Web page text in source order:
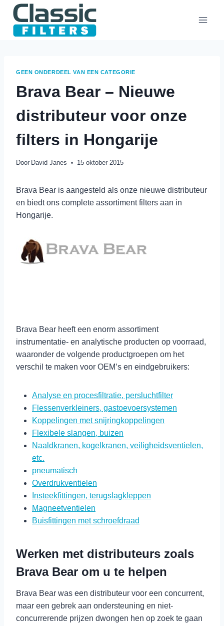
Doorgaan
naar
GEEN ONDERDEEL VAN EEN CATEGORIE
Brava Bear – Nieuwe
distributeur voor onze
filters in Hongarije
Door David Janes 15 oktober 2015
Brava Bear is aangesteld als onze nieuwe distributeur
en biedt ons complete assortiment filters aan in
Hongarije.
Brava Bear heeft een enorm assortiment
instrumentatie- en analytische producten op voorraad,
waaronder de volgende productgroepen om het
verschil te maken voor OEM’s en eindgebruikers:
Analyse en procesfiltratie, persluchtfilter
Flessenverkleiners, gastoevoersystemen
Koppelingen met snijringkoppelingen
Flexibele slangen, buizen
Naaldkranen, kogelkranen, veiligheidsventielen,
etc.
pneumatisch
Overdrukventielen
Insteekfittingen, terugslagkleppen
Magneetventielen
Buisfittingen met schroefdraad
Werken met distributeurs zoals
Brava Bear om u te helpen
Brava Bear was een distributeur voor een concurrent,
maar een gebrek aan ondersteuning en niet-
concurrerende prijzen dwongen hen op zoek te gaan